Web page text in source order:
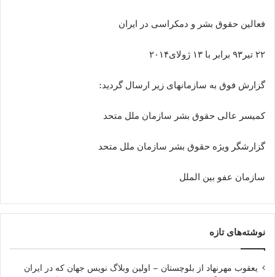
فعالین حقوق بشر و دمکراسی در ایران
۲۲ تیر۹۳ برابر با ۱۳ ژولای۲۰۱۴
گزارش فوق به سازمانهای زیر ارسال گردید:
کمیسر عالی حقوق بشر سازمان ملل متحد
گزارشگر ویژه حقوق بشر سازمان ملل متحد
سازمان عفو بین الملل
نوشته‌های تازه
یعقوب مهرنهاد از بلوچستان – اولین وبلاگ نویس جهان که در ایران